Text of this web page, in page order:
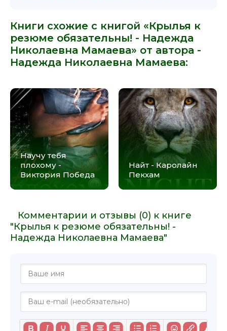
Книги схожие с книгой «Крылья к
резюме обязательны! - Надежда
Николаевна Мамаева» от автора -
Надежда Николаевна Мамаева:
Научу тебя
плохому -
Виктория Победа
Найт - Каролайн
Пекхам
Комментарии и отзывы (0) к книге
"Крылья к резюме обязательны! -
Надежда Николаевна Мамаева"